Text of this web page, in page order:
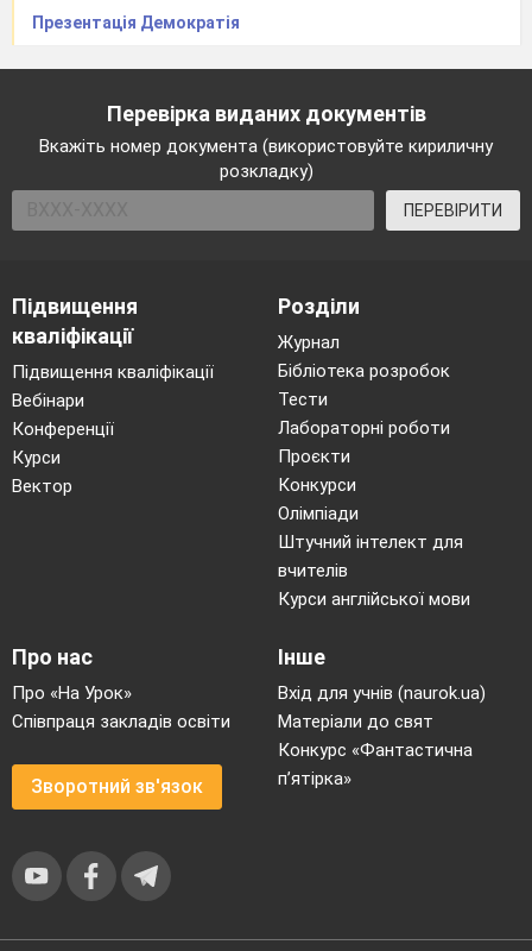
Презентація Демократія
Перевірка виданих документів
Вкажіть номер документа (використовуйте кириличну
розкладку)
ПЕРЕВІРИТИ
Підвищення
кваліфікації
Підвищення кваліфікації
Вебінари
Конференції
Курси
Вектор
Розділи
Журнал
Бібліотека розробок
Тести
Лабораторні роботи
Проєкти
Конкурси
Олімпіади
Штучний інтелект для
вчителів
Курси англійської мови
Про нас
Про «На Урок»
Співпраця закладів освіти
Зворотний зв'язок
Інше
Вхід для учнів (naurok.ua)
Матеріали до свят
Конкурс «Фантастична
п’ятірка»